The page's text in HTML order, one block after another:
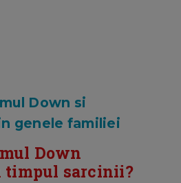
Down si
genele familiei
Down
timpul sarcinii?